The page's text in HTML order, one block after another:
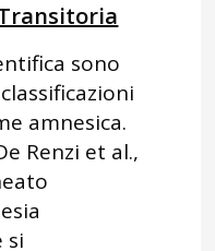
sono
amnesica.
Renzi et al.,
si